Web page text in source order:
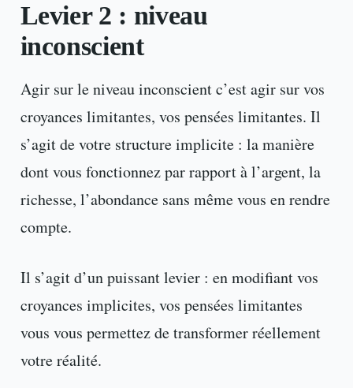
Levier 2 : niveau
inconscient
Agir sur le niveau inconscient c’est agir sur vos
croyances limitantes, vos pensées limitantes. Il
s’agit de votre structure implicite : la manière
dont vous fonctionnez par rapport à l’argent, la
richesse, l’abondance sans même vous en rendre
compte.
Il s’agit d’un puissant levier : en modifiant vos
croyances implicites, vos pensées limitantes
vous vous permettez de transformer réellement
votre réalité.